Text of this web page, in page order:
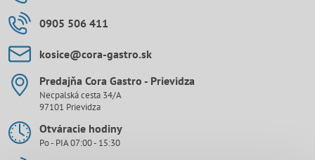
0905 506 411
kosice​@cora-gastro​.sk
Predajňa Cora Gastro - Prievidza
Necpalská cesta 34/A
97101 Prievidza
Otváracie hodiny
Po - PIA 07:00 - 15:30